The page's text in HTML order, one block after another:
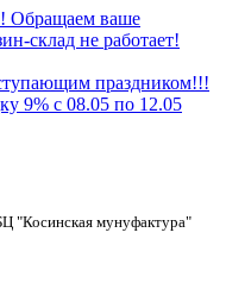
Обращаем ваше
склад не работает!
праздником!!!
9% с 08.05 по 12.05
"Косинская мунуфактура"